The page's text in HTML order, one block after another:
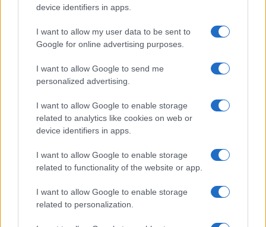
device identifiers in apps.
I want to allow my user data to be sent to
Google for online advertising purposes.
I want to allow Google to send me
personalized advertising.
I want to allow Google to enable storage
related to analytics like cookies on web or
device identifiers in apps.
I want to allow Google to enable storage
related to functionality of the website or app.
I want to allow Google to enable storage
related to personalization.
Robots y animales de terapia: avances que
transforman la atención a mayores y pacientes de